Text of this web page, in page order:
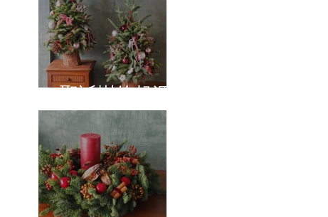
聖誕樹的起源